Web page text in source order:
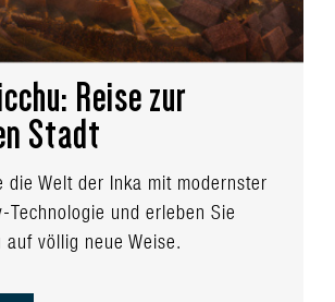
Reise zur
Stadt
die Welt der Inka mit modernster
Technologie und erleben Sie
auf völlig neue Weise.